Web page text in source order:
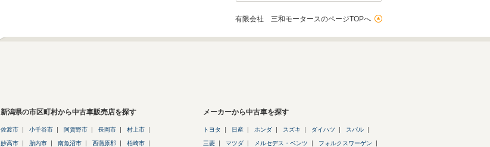
有限会社 三和モータースのページTOPへ
新潟県の市区町村から中古車販売店を探す
佐渡市 小千谷市 阿賀野市 長岡市 村上市
妙高市 胎内市 南魚沼市 西蒲原郡 柏崎市
メーカーから中古車を探す
トヨタ 日産 ホンダ スズキ ダイハツ スバル
三菱 マツダ メルセデス・ベンツ フォルクスワーゲン